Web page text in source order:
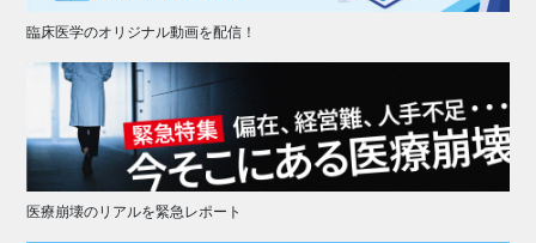
臨床医学のオリジナル動画を配信！
医療崩壊のリアルを緊急レポート